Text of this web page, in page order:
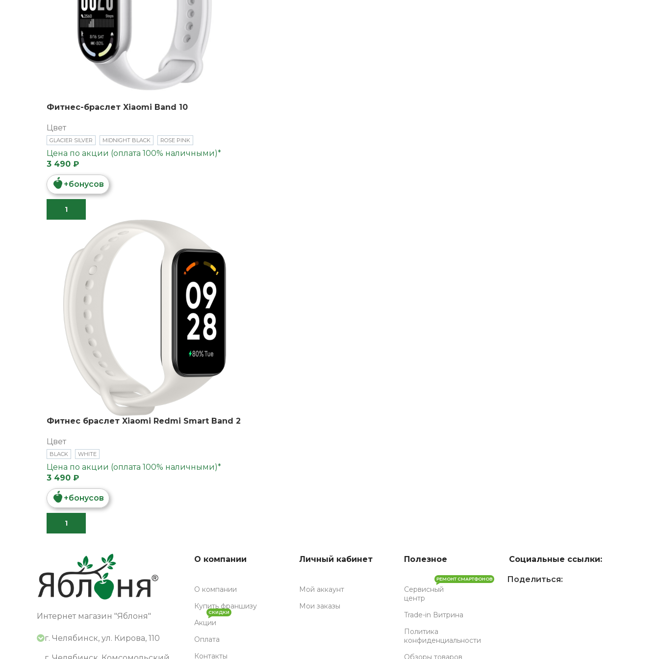
Фитнес-браслет Xiaomi Band 10
Цвет
GLACIER SILVER MIDNIGHT BLACK ROSE PINK
Цена по акции (оплата 100% наличными)*
3 490 ₽
+бонусов
В КОРЗИНУ
Фитнес браслет Xiaomi Redmi Smart Band 2
Цвет
BLACK WHITE
Цена по акции (оплата 100% наличными)*
3 490 ₽
+бонусов
В КОРЗИНУ
Интернет магазин "Яблоня"
г. Челябинск, ул. Кирова, 110
О компании
О компании
Купить франшизу
Акции
СКИДКИ
Оплата
Контакты
Личный кабинет
Мой аккаунт
Мои заказы
Полезное
Сервисный
центр
РЕМОНТ СМАРТФОНОВ
Trade-in Витрина
Политика
конфиденциальности
Обзоры товаров
Социальные ссылки:
Поделиться: